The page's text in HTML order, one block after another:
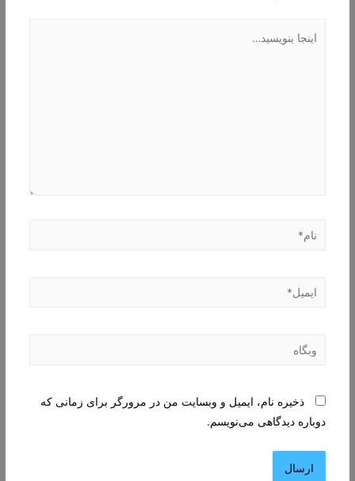
بنویسید…
نام*
ایمیل*
وبگاه
ذخیره نام، ایمیل و وبسایت من در مرورگر برای زمانی که
دوباره دیدگاهی می‌نویسم.